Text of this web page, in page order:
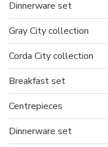
Dinnerware set
Gray City collection
Corda City collection
Breakfast set
Centrepieces
Dinnerware set